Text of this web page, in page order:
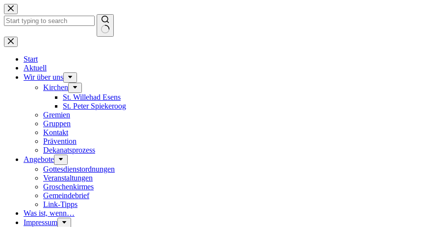
Zum
Inhalt
springen
Keine
Ergebnisse
Start
Aktuell
Wir über uns
Kirchen
St. Willehad Esens
St. Peter Spiekeroog
Gremien
Gruppen
Kontakt
Prävention
Dekanatsprozess
Angebote
Gottesdienstordnungen
Veranstaltungen
Groschenkirmes
Gemeindebrief
Link-Tipps
Was ist, wenn…
Impressum